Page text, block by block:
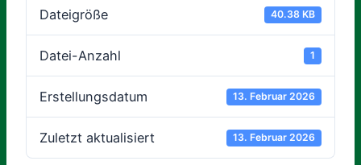
Dateigröße 40.38 KB
Datei-Anzahl 1
Erstellungsdatum 13. Februar 2026
Zuletzt aktualisiert 13. Februar 2026